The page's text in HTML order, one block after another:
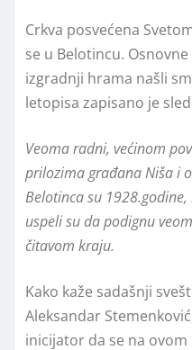
Crkva posvećena
se u Belotincu.
izgradnji hrama našli
letopisa zapisano je
Veoma radni, većinom
prilozima građana Niša i
Belotinca su
uspeli su da podignu
čitavom kraju.
Kako kaže sadašnji
Aleksandar
inicijator da se na